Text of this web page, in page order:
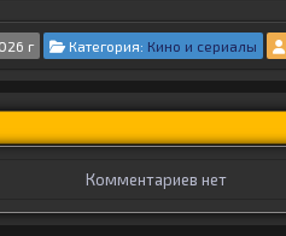
г Категория: Кино и сериалы
Комментариев нет